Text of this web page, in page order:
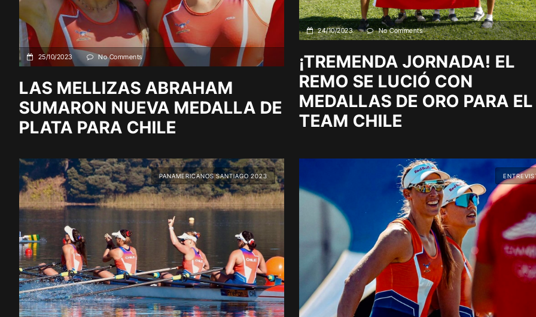
25/10/2023 No Comments
LAS MELLIZAS ABRAHAM
SUMARON NUEVA MEDALLA DE
PLATA PARA CHILE
24/10/2023 No Comments
¡TREMENDA JORNADA! EL
REMO SE LUCIÓ CON
MEDALLAS DE ORO PARA EL
TEAM CHILE
PANAMERICANOS SANTIAGO 2023